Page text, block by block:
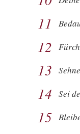
11
12
13
14 Sei
15